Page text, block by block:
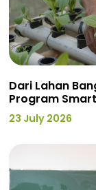
Dari Lahan
Program
23 July 2026